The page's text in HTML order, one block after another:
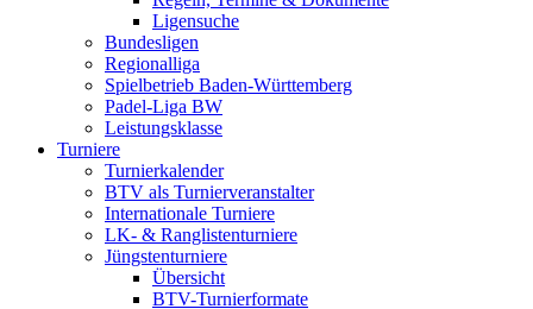
Ligensuche
Bundesligen
Regionalliga
Spielbetrieb Baden-Württemberg
Padel-Liga BW
Leistungsklasse
Turniere
Turnierkalender
BTV als Turnierveranstalter
Internationale Turniere
LK- & Ranglistenturniere
Jüngstenturniere
Übersicht
BTV-Turnierformate